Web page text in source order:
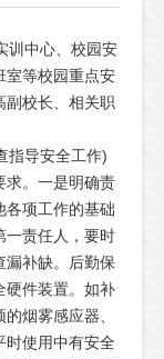
中心、校园安
室等校园重点安
副校长、相关职
导安全工作)
。一是明确责
各项工作的基础
一责任人，要时
漏补缺。后勤保
硬件装置。如补
烟雾感应器、
时使用中有安全